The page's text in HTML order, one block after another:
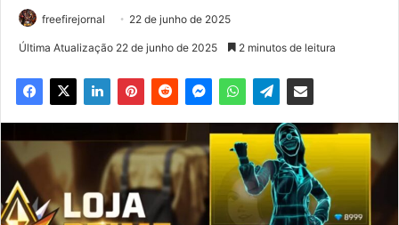
freefirejornal 22 de junho de 2025
Última Atualização 22 de junho de 2025 2 minutos de leitura